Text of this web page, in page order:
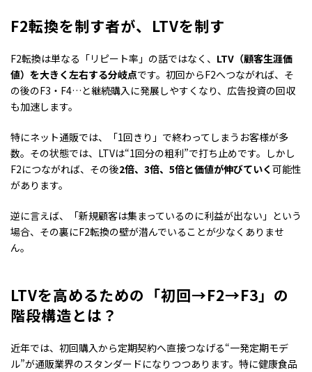
F2転換を制す者が、 LTVを制す
F2転換は単なる「リピート率」の話ではなく、 LTV（顧客生涯価
値）を大きく左右する分岐点です。初回からF2へつながれば、そ
の後のF3・F4…と継続購入に発展しやすくなり、広告投資の回収
も加速します。
特にネット通販では、「1回きり」で終わってしまうお客様が多
数。その状態では、LTVは“1回分の粗利”で打ち止めです。しかし
F2につながれば、その後2倍、3倍、5倍と価値が伸びていく可能性
があります。
逆に言えば、「新規顧客は集まっているのに利益が出ない」という
場合、その裏にF2転換の壁が潜んでいることが少なくありませ
ん。
LTVを高めるための「初回→F2→F3」の
階段構造とは？
近年では、初回購入から定期契約へ直接つなげる“一発定期モデ
ル”が通販業界のスタンダードになりつつあります。特に健康食品